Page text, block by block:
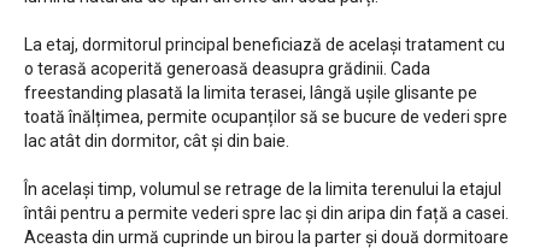
La etaj, dormitorul principal beneficiază de același tratament cu
o terasă acoperită generoasă deasupra grădinii. Cada
freestanding plasată la limita terasei, lângă ușile glisante pe
toată înălțimea, permite ocupanților să se bucure de vederi spre
lac atât din dormitor, cât și din baie.
În același timp, volumul se retrage de la limita terenului la etajul
întâi pentru a permite vederi spre lac și din aripa din față a casei.
Aceasta din urmă cuprinde un birou la parter și două dormitoare